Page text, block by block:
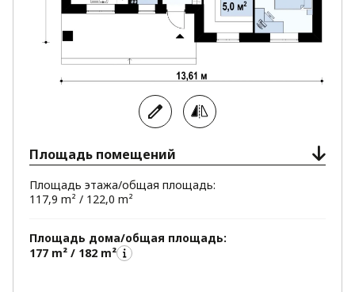
Площадь помещений
Площадь этажа/общая площадь:
117,9 m² / 122,0 m²
Площадь дома/общая площадь:
177 m² / 182 m²